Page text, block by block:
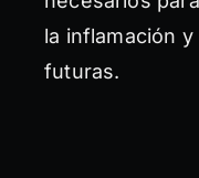
la inflamación
futuras.